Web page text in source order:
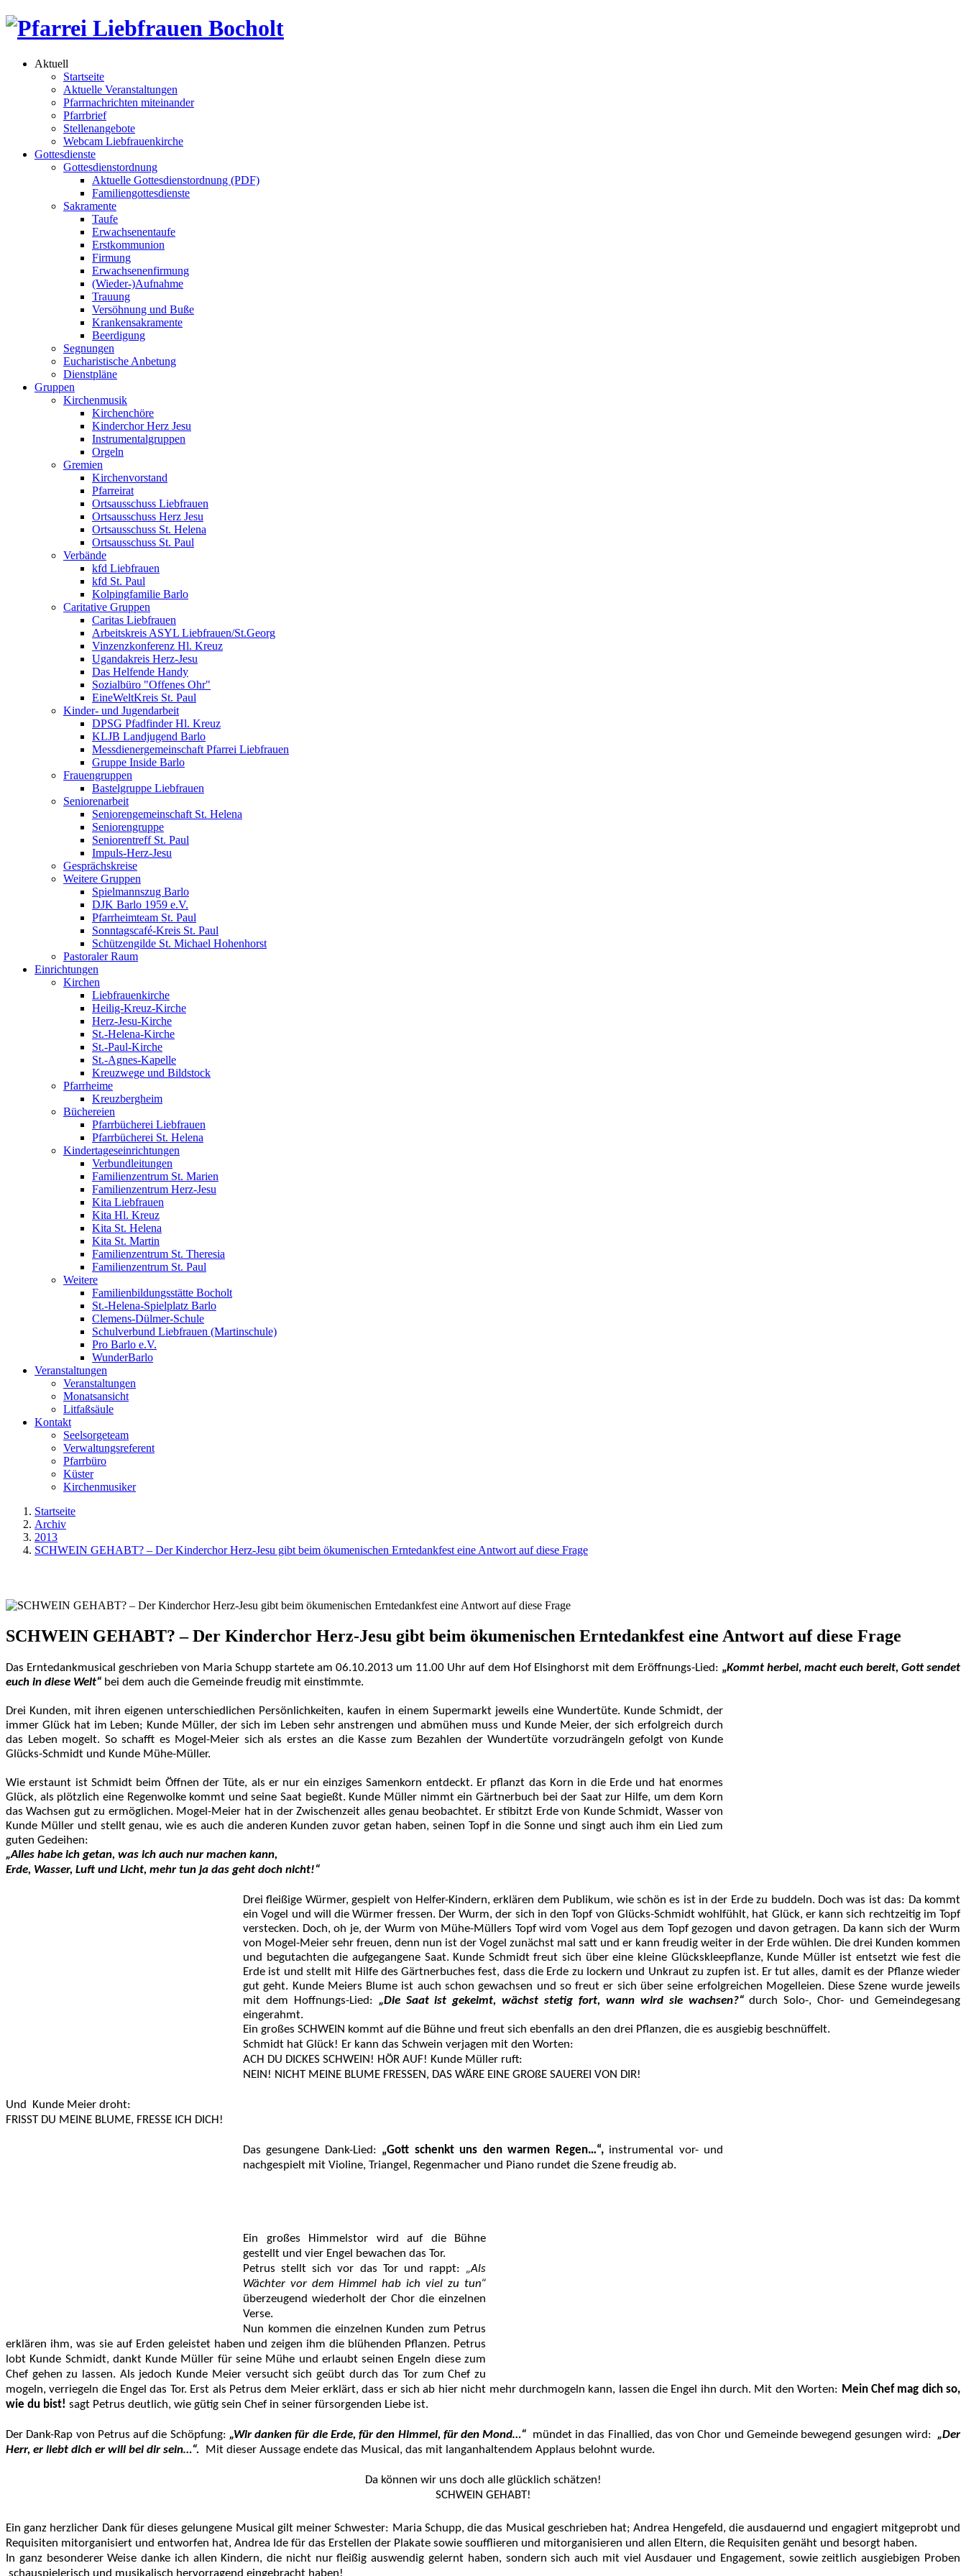
Aktuell
Startseite
Aktuelle Veranstaltungen
Pfarrnachrichten miteinander
Pfarrbrief
Stellenangebote
Webcam Liebfrauenkirche
Gottesdienste
Gottesdienstordnung
Aktuelle Gottesdienstordnung (PDF)
Familiengottesdienste
Sakramente
Taufe
Erwachsenentaufe
Erstkommunion
Firmung
Erwachsenenfirmung
(Wieder-)Aufnahme
Trauung
Versöhnung und Buße
Krankensakramente
Beerdigung
Segnungen
Eucharistische Anbetung
Dienstpläne
Gruppen
Kirchenmusik
Kirchenchöre
Kinderchor Herz Jesu
Instrumentalgruppen
Orgeln
Gremien
Kirchenvorstand
Pfarreirat
Ortsausschuss Liebfrauen
Ortsausschuss Herz Jesu
Ortsausschuss St. Helena
Ortsausschuss St. Paul
Verbände
kfd Liebfrauen
kfd St. Paul
Kolpingfamilie Barlo
Caritative Gruppen
Caritas Liebfrauen
Arbeitskreis ASYL Liebfrauen/St.Georg
Vinzenzkonferenz Hl. Kreuz
Ugandakreis Herz-Jesu
Das Helfende Handy
Sozialbüro "Offenes Ohr"
EineWeltKreis St. Paul
Kinder- und Jugendarbeit
DPSG Pfadfinder Hl. Kreuz
KLJB Landjugend Barlo
Messdienergemeinschaft Pfarrei Liebfrauen
Gruppe Inside Barlo
Frauengruppen
Bastelgruppe Liebfrauen
Seniorenarbeit
Seniorengemeinschaft St. Helena
Seniorengruppe
Seniorentreff St. Paul
Impuls-Herz-Jesu
Gesprächskreise
Weitere Gruppen
Spielmannszug Barlo
DJK Barlo 1959 e.V.
Pfarrheimteam St. Paul
Sonntagscafé-Kreis St. Paul
Schützengilde St. Michael Hohenhorst
Pastoraler Raum
Einrichtungen
Kirchen
Liebfrauenkirche
Heilig-Kreuz-Kirche
Herz-Jesu-Kirche
St.-Helena-Kirche
St.-Paul-Kirche
St.-Agnes-Kapelle
Kreuzwege und Bildstock
Pfarrheime
Kreuzbergheim
Büchereien
Pfarrbücherei Liebfrauen
Pfarrbücherei St. Helena
Kindertageseinrichtungen
Verbundleitungen
Familienzentrum St. Marien
Familienzentrum Herz-Jesu
Kita Liebfrauen
Kita Hl. Kreuz
Kita St. Helena
Kita St. Martin
Familienzentrum St. Theresia
Familienzentrum St. Paul
Weitere
Familienbildungsstätte Bocholt
St.-Helena-Spielplatz Barlo
Clemens-Dülmer-Schule
Schulverbund Liebfrauen (Martinschule)
Pro Barlo e.V.
WunderBarlo
Veranstaltungen
Veranstaltungen
Monatsansicht
Litfaßsäule
Kontakt
Seelsorgeteam
Verwaltungsreferent
Pfarrbüro
Küster
Kirchenmusiker
Startseite
Archiv
2013
SCHWEIN GEHABT? – Der Kinderchor Herz-Jesu gibt beim ökumenischen Erntedankfest eine Antwort auf diese Frage
SCHWEIN GEHABT? – Der Kinderchor Herz-Jesu gibt beim ökumenischen Erntedankfest eine Antwort auf diese Frage
Das Erntedankmusical geschrieben von Maria Schupp startete am 06.10.2013 um 11.00 Uhr auf dem Hof Elsinghorst mit dem Eröffnungs-Lied: „Kommt herbei, macht euch bereit, Gott sendet
euch in diese Welt“ bei dem auch die Gemeinde freudig mit einstimmte.
Drei Kunden, mit ihren eigenen unterschiedlichen Persönlichkeiten, kaufen in einem Supermarkt jeweils eine Wundertüte. Kunde Schmidt, der
immer Glück hat im Leben; Kunde Müller, der sich im Leben sehr anstrengen und abmühen muss und Kunde Meier, der sich erfolgreich durch
das Leben mogelt. So schafft es Mogel-Meier sich als erstes an die Kasse zum Bezahlen der Wundertüte vorzudrängeln gefolgt von Kunde
Glücks-Schmidt und Kunde Mühe-Müller.
Wie erstaunt ist Schmidt beim Öffnen der Tüte, als er nur ein einziges Samenkorn entdeckt. Er pflanzt das Korn in die Erde und hat enormes
Glück, als plötzlich eine Regenwolke kommt und seine Saat begießt. Kunde Müller nimmt ein Gärtnerbuch bei der Saat zur Hilfe, um dem Korn
das Wachsen gut zu ermöglichen. Mogel-Meier hat in der Zwischenzeit alles genau beobachtet. Er stibitzt Erde von Kunde Schmidt, Wasser von
Kunde Müller und stellt genau, wie es auch die anderen Kunden zuvor getan haben, seinen Topf in die Sonne und singt auch ihm ein Lied zum
guten Gedeihen:
„Alles habe ich getan, was ich auch nur machen kann,
Erde, Wasser, Luft und Licht, mehr tun ja das geht doch nicht!“
Drei fleißige Würmer, gespielt von Helfer-Kindern, erklären dem Publikum, wie schön es ist in der Erde zu buddeln. Doch was ist das: Da kommt
ein Vogel und will die Würmer fressen. Der Wurm, der sich in den Topf von Glücks-Schmidt wohlfühlt, hat Glück, er kann sich rechtzeitig im Topf
verstecken. Doch, oh je, der Wurm von Mühe-Müllers Topf wird vom Vogel aus dem Topf gezogen und davon getragen. Da kann sich der Wurm
von Mogel-Meier sehr freuen, denn nun ist der Vogel zunächst mal satt und er kann freudig weiter in der Erde wühlen. Die drei Kunden kommen
und begutachten die aufgegangene Saat. Kunde Schmidt freut sich über eine kleine Glückskleepflanze, Kunde Müller ist entsetzt wie fest die
Erde ist und stellt mit Hilfe des Gärtnerbuches fest, dass die Erde zu lockern und Unkraut zu zupfen ist. Er tut alles, damit es der Pflanze wieder
gut geht. Kunde Meiers Blume ist auch schon gewachsen und so freut er sich über seine erfolgreichen Mogelleien. Diese Szene wurde jeweils
mit dem Hoffnungs-Lied: „Die Saat ist gekeimt, wächst stetig fort, wann wird sie wachsen?“durch Solo-, Chor- und Gemeindegesang
eingerahmt.
Ein großes SCHWEIN kommt auf die Bühne und freut sich ebenfalls an den drei Pflanzen, die es ausgiebig beschnüffelt.
Schmidt hat Glück! Er kann das Schwein verjagen mit den Worten:
ACH DU DICKES SCHWEIN! HÖR AUF! Kunde Müller ruft:
NEIN! NICHT MEINE BLUME FRESSEN, DAS WÄRE EINE GROßE SAUEREI VON DIR!
Und
Kunde Meier droht:
FRISST DU MEINE BLUME, FRESSE ICH DICH!
Das gesungene Dank-Lied: „Gott schenkt uns den warmen Regen…“, instrumental vor- und
nachgespielt mit Violine, Triangel, Regenmacher und Piano rundet die Szene freudig ab.
Ein großes Himmelstor wird auf die Bühne
gestellt und vier Engel bewachen das Tor.
Petrus stellt sich vor das Tor und rappt: „Als
Wächter vor dem Himmel hab ich viel zu tun“
überzeugend wiederholt der Chor die einzelnen
Verse.
Nun kommen die einzelnen Kunden zum Petrus
erklären ihm, was sie auf Erden geleistet haben und zeigen ihm die blühenden Pflanzen. Petrus
lobt Kunde Schmidt, dankt Kunde Müller für seine Mühe und erlaubt seinen Engeln diese zum
Chef gehen zu lassen. Als jedoch Kunde Meier versucht sich geübt durch das Tor zum Chef zu
mogeln, verriegeln die Engel das Tor. Erst als Petrus dem Meier erklärt, dass er sich ab hier nicht mehr durchmogeln kann, lassen die Engel ihn durch. Mit den Worten: Mein Chef mag dich so,
wie du bist! sagt Petrus deutlich, wie gütig sein Chef in seiner fürsorgenden Liebe ist.
Der Dank-Rap von Petrus auf die Schöpfung: „Wir danken für die Erde, für den Himmel, für den Mond…“ mündet in das Finallied, das von Chor und Gemeinde bewegend gesungen wird: „Der
Herr, er liebt dich er will bei dir sein…“.
Mit dieser Aussage endete das Musical, das mit langanhaltendem Applaus belohnt wurde.
Da können wir uns doch alle glücklich schätzen!
SCHWEIN GEHABT!
Ein ganz herzlicher Dank für dieses gelungene Musical gilt meiner Schwester: Maria Schupp, die das Musical geschrieben hat; Andrea Hengefeld, die ausdauernd und engagiert mitgeprobt und
Requisiten mitorganisiert und entworfen hat, Andrea Ide für das Erstellen der Plakate sowie soufflieren und mitorganisieren und allen Eltern, die Requisiten genäht und besorgt haben.
In ganz besonderer Weise danke ich allen Kindern, die nicht nur fleißig auswendig gelernt haben, sondern sich auch mit viel Ausdauer und Engagement, sowie zeitlich ausgiebigen Proben